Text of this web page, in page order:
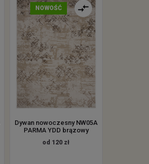
NOWOŚĆ
Dywan nowoczesny NW05A
PARMA YDD brązowy
od 120 zł